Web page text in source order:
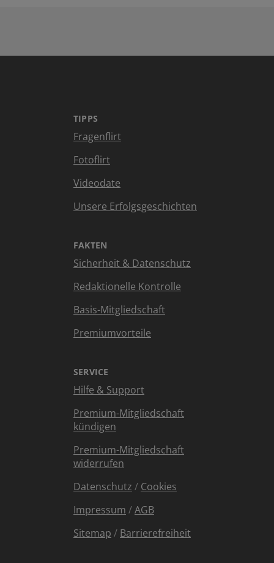
TIPPS
Fragenflirt
Fotoflirt
Videodate
Unsere Erfolgsgeschichten
FAKTEN
Sicherheit & Datenschutz
Redaktionelle Kontrolle
Basis-Mitgliedschaft
Premiumvorteile
SERVICE
Hilfe & Support
Premium-Mitgliedschaft
kündigen
Premium-Mitgliedschaft
widerrufen
Datenschutz / Cookies
Impressum /AGB
Sitemap / Barrierefreiheit